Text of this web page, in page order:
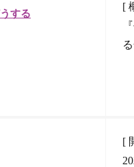
する
[
[